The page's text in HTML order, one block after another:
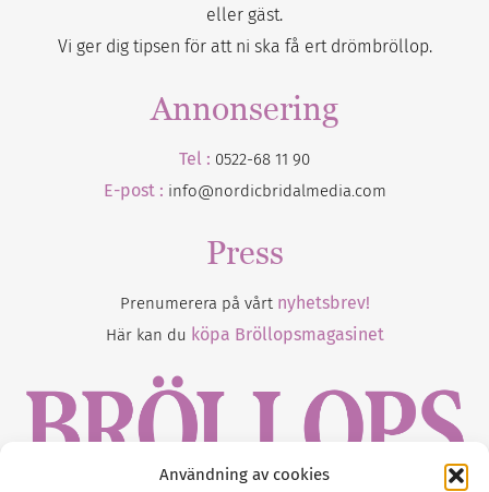
Användning av cookies
eller gäst.
Vi ger dig tipsen för att ni ska få ert drömbröllop.
Annonsering
Tel : 0522-68 11 90
E-post : info@nordicbridalmedia.com
Press
Prenumerera på vårt nyhetsbrev!
Här kan du köpa Bröllopsmagasinet